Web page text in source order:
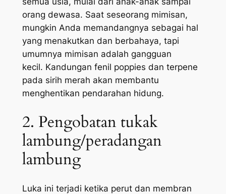
orang dewasa. Saat seseorang mimisan,
mungkin Anda memandangnya sebagai hal
yang menakutkan dan berbahaya, tapi
umumnya mimisan adalah gangguan
kecil. Kandungan fenil poppies dan terpene
pada sirih merah akan membantu
menghentikan pendarahan hidung.
2. Pengobatan tukak
lambung/peradangan
lambung
Luka ini terjadi ketika perut dan membran